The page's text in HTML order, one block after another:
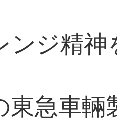
ジ精神
急車輛